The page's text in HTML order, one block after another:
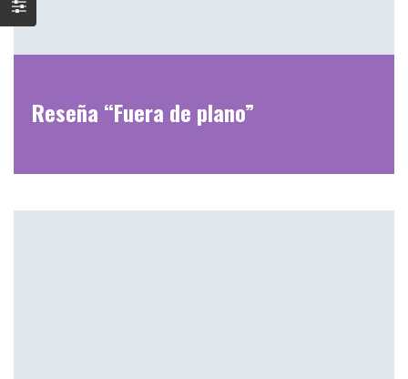
Reseña “Fuera de plano”